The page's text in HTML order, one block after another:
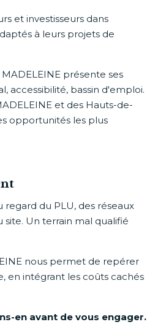
et investisseurs dans
à leurs projets de
présente ses
accessibilité, bassin d'emploi.
et des Hauts-de-
opportunités les plus
du PLU, des réseaux
Un terrain mal qualifié
nous permet de repérer
en intégrant les coûts cachés
en avant de vous engager.